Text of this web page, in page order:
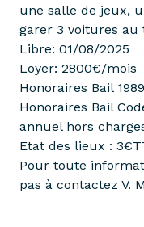
une salle de jeux,
garer 3 voitures au
Libre: 01/08/2025
Loyer: 2800€/mois
Honoraires Bail
Honoraires Bail
annuel hors
Etat des lieux :
Pour toute
pas à contactez V.